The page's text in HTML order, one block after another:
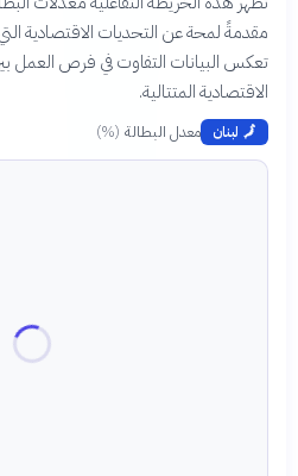
مقدمةً لمحة عن التحديات الاقتصادية التي
تعكس البيانات التفاوت في فرص العمل
الاقتصادية المتتالية.
🗾 لبنان معدل البطالة (
%
)